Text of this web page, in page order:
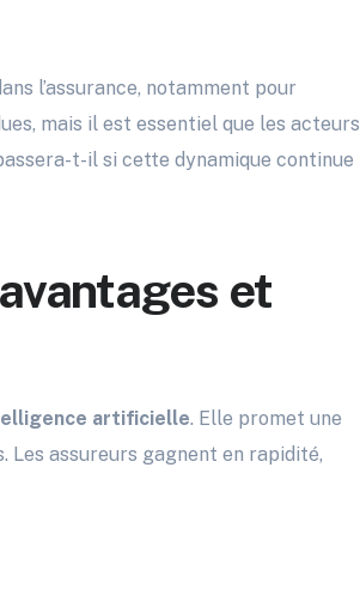
l’assurance, notamment pour
mais il est essentiel que les acteurs
t-il si cette dynamique continue
et
artificielle. Elle promet une
Les assureurs gagnent en rapidité,